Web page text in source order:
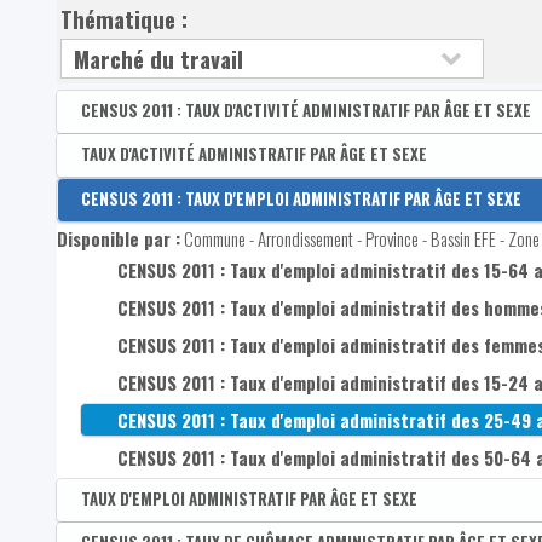
Thématique :
CENSUS 2011 : TAUX D'ACTIVITÉ ADMINISTRATIF PAR ÂGE ET SEXE
Disponible par :Commune - Arrondissement - Province - Bassin EFE -
CENSUS 2011 : Taux d'activité administratif des 15-
CENSUS 2011 : Taux d'activité administratif des
CENSUS 2011 : Taux d'activité administratif des
CENSUS 2011 : Taux d'activité administratif des 15-24
CENSUS 2011 : Taux d'activité administratif des 25-49
CENSUS 2011 : Taux d'activité administratif des 50-
TAUX D'ACTIVITÉ ADMINISTRATIF PAR ÂGE ET SEXE
Disponible par :Commune - Arrondissement - Province - Bassin EFE - Zone
Taux d'activité administratif des 15-64 ans
Taux d'activité administratif des hommes de 15-64
Taux d'activité administratif des femmes de 15-64
Taux d'activité administratif des 15-24 ans
Taux d'activité administratif des 25-49 ans
Taux d'activité administratif des 50-64 ans
Taux d'activité administratif des 25-29 ans
CENSUS 2011 : TAUX D'EMPLOI ADMINISTRATIF PAR ÂGE ET SEXE
Disponible par :Commune - Arrondissement - Province - Bassin EFE -
CENSUS 2011 : Taux d'emploi administratif des 15-64
CENSUS 2011 : Taux d'emploi administratif des
CENSUS 2011 : Taux d'emploi administratif des
CENSUS 2011 : Taux d'emploi administratif des 15-24
CENSUS 2011 : Taux d'emploi administratif des 25-49
CENSUS 2011 : Taux d'emploi administratif des 50-64
TAUX D'EMPLOI ADMINISTRATIF PAR ÂGE ET SEXE